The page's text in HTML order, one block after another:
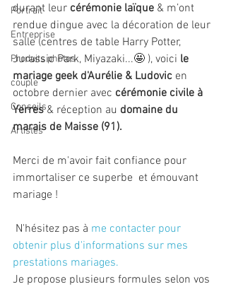
Portrait
Entreprise
Produits photos
couple
Conseils
Artistes
durant leur cérémonie laïque & m’ont
rendue dingue avec la décoration de leur
salle (centres de table Harry Potter,
Jurassic Park, Miyazaki...🤩 ), voici le
mariage geek d'Aurélie & Ludovic en
octobre dernier avec cérémonie civile à
Yerres & réception au domaine du
marais de Maisse (91).
Merci de m'avoir fait confiance pour
immortaliser ce superbe  et émouvant
mariage !
N'hésitez pas à me contacter pour
obtenir plus d'informations sur mes
prestations mariages.
Je propose plusieurs formules selon vos